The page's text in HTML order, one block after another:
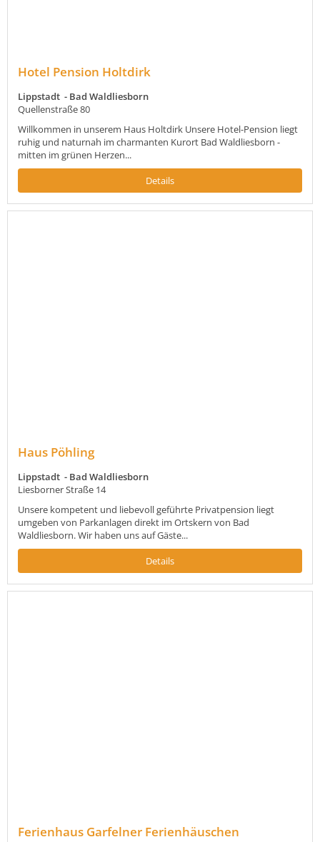
Hotel Pension Holtdirk
Lippstadt - Bad Waldliesborn
Quellenstraße 80
Willkommen in unserem Haus Holtdirk Unsere Hotel-Pension liegt
ruhig und naturnah im charmanten Kurort Bad Waldliesborn -
mitten im grünen Herzen...
Details
Haus Pöhling
Lippstadt - Bad Waldliesborn
Liesborner Straße 14
Unsere kompetent und liebevoll geführte Privatpension liegt
umgeben von Parkanlagen direkt im Ortskern von Bad
Waldliesborn. Wir haben uns auf Gäste...
Details
Ferienhaus Garfelner Ferienhäuschen